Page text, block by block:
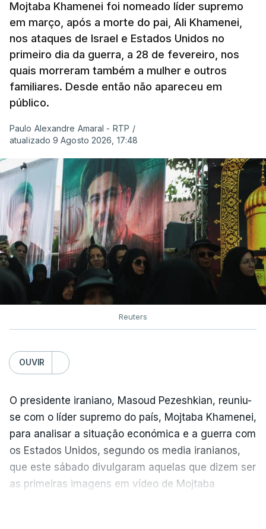
Mojtaba Khamenei foi nomeado líder supremo
em março, após a morte do pai, Ali Khamenei,
nos ataques de Israel e Estados Unidos no
primeiro dia da guerra, a 28 de fevereiro, nos
quais morreram também a mulher e outros
familiares. Desde então não apareceu em
público.
Paulo Alexandre Amaral - RTP /
atualizado 9 Agosto 2026, 17:48
Reuters
OUVIR
O presidente iraniano, Masoud Pezeshkian, reuniu-
se com o líder supremo do país, Mojtaba Khamenei,
para analisar a situação económica e a guerra com
os Estados Unidos, segundo os media iranianos,
que este sábado divulgaram aquelas que dizem ser
as primeiras imagens em vídeo de Mojtaba